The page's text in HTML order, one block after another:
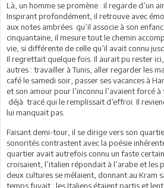
Là, un homme se promène : il regarde d’un
Inspirant profondément, il retrouve avec
aux notes ambrées qu’il associe à son
cinquantaine, il mesure tout le chemin
vie, si différente de celle qu’il avait connu
Il regrettait quelque fois. Il aurait pu rester
autres : travailler à Tunis, aller regarder les
café le samedi soir, passer ses vacances à
et son amour pour l’inconnu l’avaient forcé
déjà tracé qui le remplissait d’effroi. Il
lui manquait pas.
Faisant demi-tour, il se dirige vers son
sonorités contrastent avec la poésie
quartier avait autrefois connu un faste
croisaient, l’italien répondait à l’arabe et les
deux cultures se mêlaient, donnant au Kram
temps fuyait : les Italiens étaient partis et